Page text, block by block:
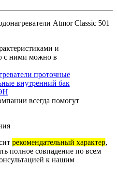
Atmor Classic 501
и
с ними можно в
проточные
внутренний бак
всегда помогут
рекомендательный характер,
полное совпадение по всем
к нашим